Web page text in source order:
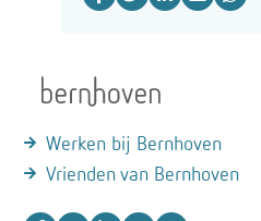
Werken bij Bernhoven
Vrienden van Bernhoven